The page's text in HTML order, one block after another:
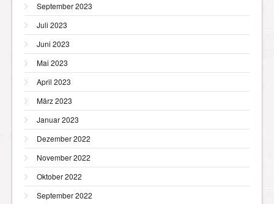
September 2023
Juli 2023
Juni 2023
Mai 2023
April 2023
März 2023
Januar 2023
Dezember 2022
November 2022
Oktober 2022
September 2022